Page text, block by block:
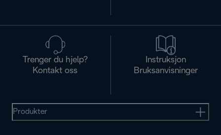
Trenger du hjelp?
Kontakt oss
Instruksjon
Bruksanvisninger
Produkter